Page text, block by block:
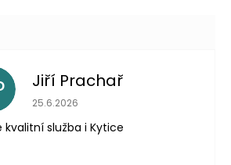
Jiří Prachař
Hodnocení obchodu je 5 z 5
25.6.2026
kvalitní služba i Kytice